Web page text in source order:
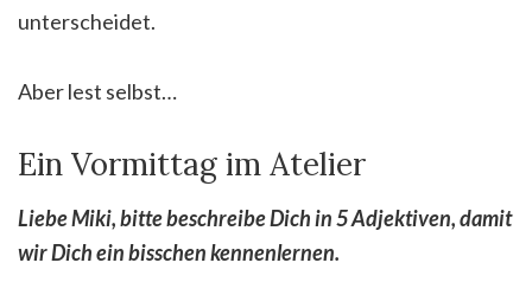
unterscheidet.
Aber lest selbst…
Ein Vormittag im Atelier
Liebe Miki, bitte beschreibe Dich in 5 Adjektiven, damit
wir Dich ein bisschen kennenlernen.